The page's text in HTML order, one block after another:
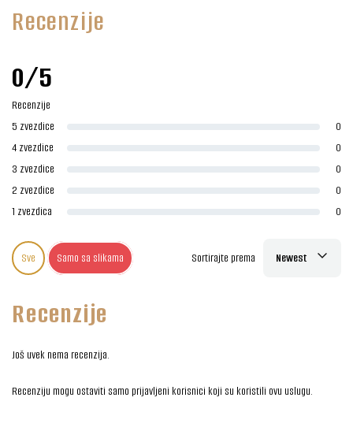
Recenzije
0/5
Recenzije
5 zvezdice
0
4 zvezdice
0
3 zvezdice
0
2 zvezdice
0
1 zvezdica
0
Sve Samo sa slikama Sortirajte prema Newest
Recenzije
Još uvek nema recenzija.
Recenziju mogu ostaviti samo prijavljeni korisnici koji su koristili ovu uslugu.